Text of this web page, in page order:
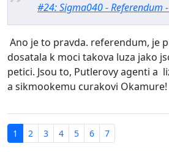
#24: Sigma040 - Referendum
Ano je to pravda. referendum, je
dosatala k moci takova luza jako
petici. Jsou to, Putlerovy agenti a
a sikmookemu curakovi Okamure!
1 2 3 4 5 6 7